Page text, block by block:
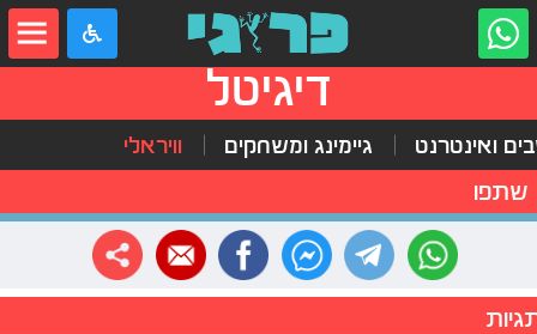
דיגיטל
ואינטרנט גיימינג ומשחקים וויראלי
שתפו